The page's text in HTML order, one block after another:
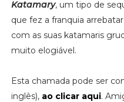
Katamary, um tipo de
que fez a franquia
com as suas katamaris
muito elogiável.
Esta chamada pode ser
inglês), ao clicar aqui.